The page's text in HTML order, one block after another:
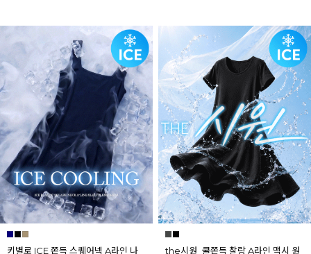
키별로 ICE 쫀득 스퀘어넥 A라인 나
the시원_쿨쫀득 찰랑 A라인 맥시 원